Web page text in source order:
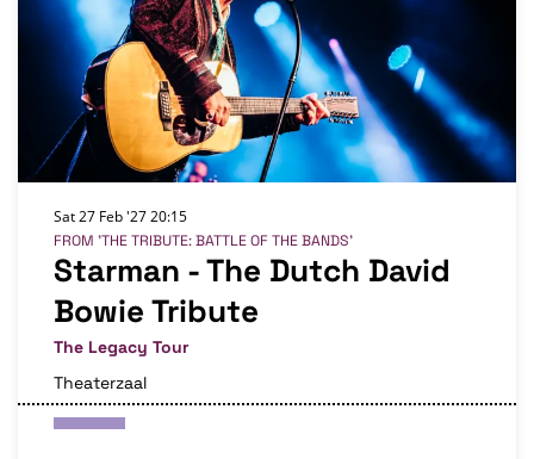
Starman - The Dutch David
Bowie Tribute
The Legacy Tour
FROM 'THE TRIBUTE: BATTLE OF THE BANDS'
Sat 27 Feb '2720:15
Theaterzaal